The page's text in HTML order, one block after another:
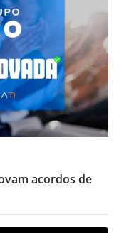
acordos de